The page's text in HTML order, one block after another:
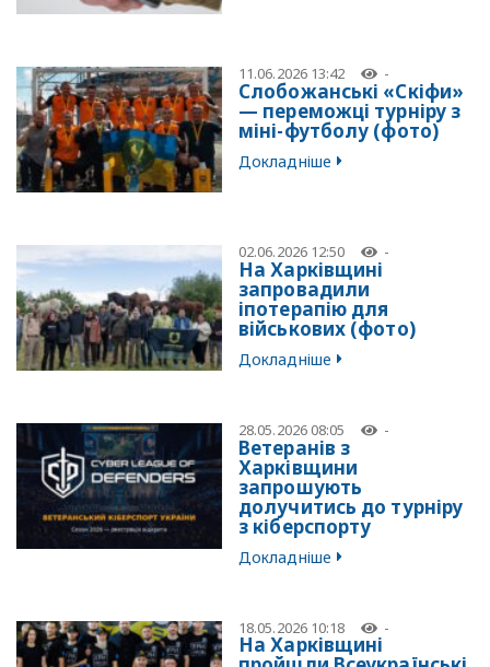
11.06.2026 13:42 -
Слобожанські «Скіфи»
— переможці турніру з
міні-футболу (фото)
Докладніше
02.06.2026 12:50 -
На Харківщині
запровадили
іпотерапію для
військових (фото)
Докладніше
28.05.2026 08:05 -
Ветеранів з
Харківщини
запрошують
долучитись до турніру
з кіберспорту
Докладніше
18.05.2026 10:18 -
На Харківщині